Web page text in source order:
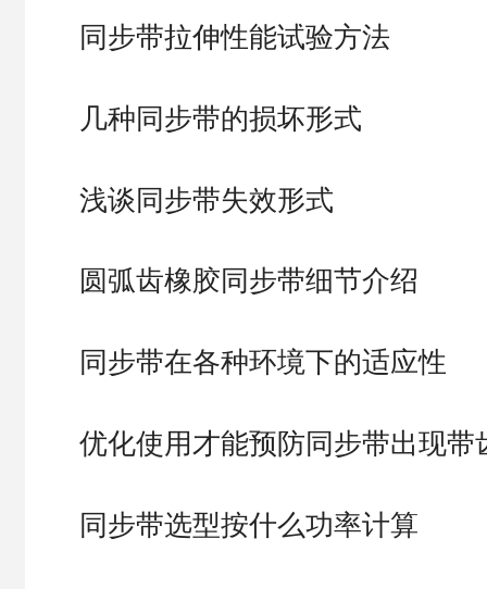
同步带拉伸性能试验方法
几种同步带的损坏形式
浅谈同步带失效形式
圆弧齿橡胶同步带细节介绍
同步带在各种环境下的适应性
优化使用才能预防同步带出现
同步带选型按什么功率计算